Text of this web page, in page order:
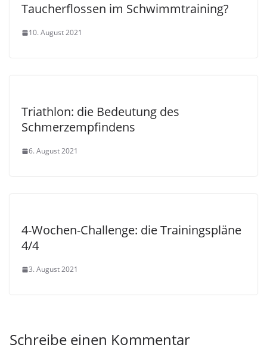
Taucherflossen im Schwimmtraining?
10. August 2021
Triathlon: die Bedeutung des
Schmerzempfindens
6. August 2021
4-Wochen-Challenge: die Trainingspläne
4/4
3. August 2021
Schreibe einen Kommentar